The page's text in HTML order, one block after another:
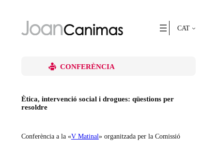
CAT
CONFERÈNCIA
Ètica, intervenció social i drogues: qüestions per
resoldre
Conferència a la «V Matinal» organitzada per la Comissió